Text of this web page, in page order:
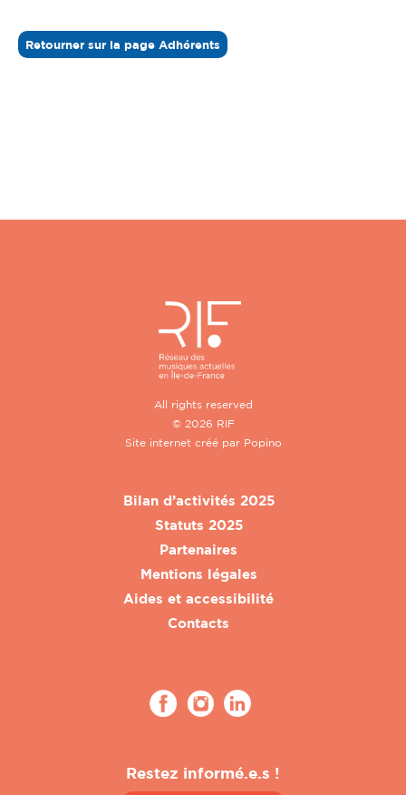
Retourner sur la page Adhérents
All rights reserved
© 2026 RIF
Site internet créé par Popino
Bilan d’activités 2025
Statuts 2025
Partenaires
Mentions légales
Aides et accessibilité
Contacts
Restez informé.e.s !